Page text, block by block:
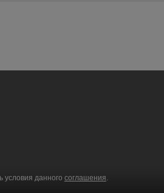
данного соглашения.